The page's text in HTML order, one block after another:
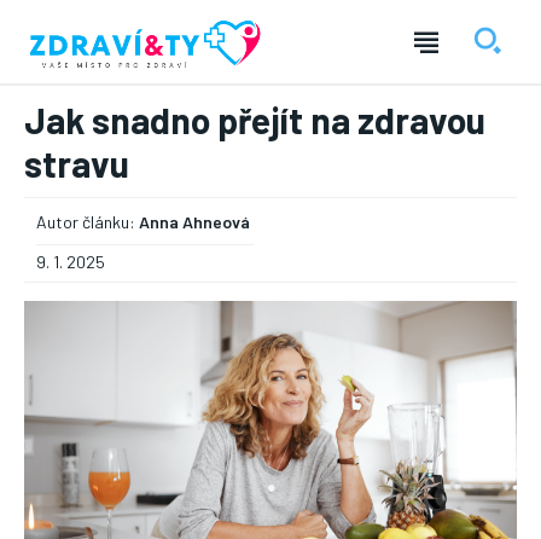
― REKLAMA ―
Jak snadno přejít na zdravou
stravu
Autor článku: Anna Ahneová
9. 1. 2025